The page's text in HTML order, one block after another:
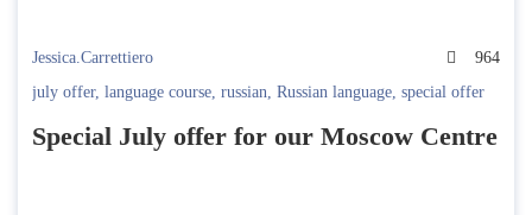
Jessica.Carrettiero
964
july offer, language course, russian, Russian language, special offer
Special July offer for our Moscow Centre